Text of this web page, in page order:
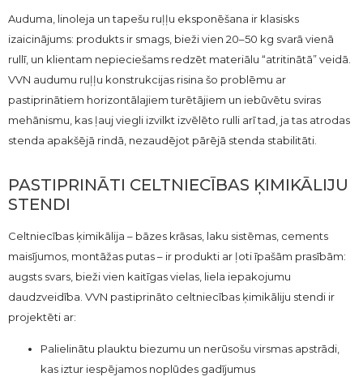
Auduma, linoleja un tapešu ruļļu eksponēšana ir klasisks
izaicinājums: produkts ir smags, bieži vien 20–50 kg svarā vienā
rullī, un klientam nepieciešams redzēt materiālu “atritinātā” veidā.
VVN audumu ruļļu konstrukcijas risina šo problēmu ar
pastiprinātiem horizontālajiem turētājiem un iebūvētu sviras
mehānismu, kas ļauj viegli izvilkt izvēlēto rulli arī tad, ja tas atrodas
stenda apakšējā rindā, nezaudējot pārējā stenda stabilitāti.
PASTIPRINĀTI CELTNIECĪBAS ĶIMIKĀLIJU
STENDI
Celtniecības ķimikālija – bāzes krāsas, laku sistēmas, cements
maisījumos, montāžas putas – ir produkti ar ļoti īpašām prasībām:
augsts svars, bieži vien kaitīgas vielas, liela iepakojumu
daudzveidība. VVN pastiprināto celtniecības ķimikāliju stendi ir
projektēti ar:
Palielinātu plauktu biezumu un nerūsošu virsmas apstrādi,
kas iztur iespējamos noplūdes gadījumus